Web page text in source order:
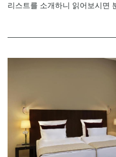
리스트를 소개하니 읽어보시면